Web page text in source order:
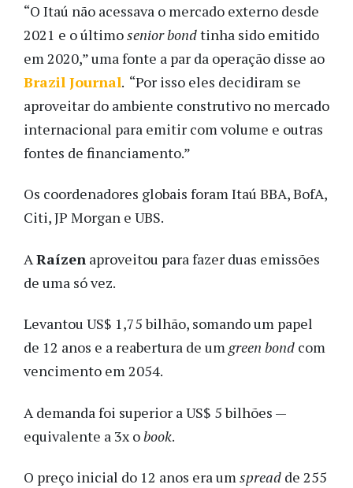
“O Itaú não acessava o mercado externo desde
2021 e o últimosenior bondtinha sido emitido
em 2020,” uma fonte a par da operação disse ao
Brazil Journal. “Por isso eles decidiram se
aproveitar do ambiente construtivo no mercado
internacional para emitir com volume e outras
fontes de financiamento.”
Os coordenadores globais foram Itaú BBA, BofA,
Citi, JP Morgan e UBS.
ARaízen aproveitou para fazer duas emissões
de uma só vez.
Levantou US$ 1,75 bilhão, somando um papel
de 12 anos e a reabertura de um green bond com
vencimento em 2054.
A demanda foi superior a US$ 5 bilhões —
equivalente a 3x obook.
O preço inicial do 12 anos era umspread de 255